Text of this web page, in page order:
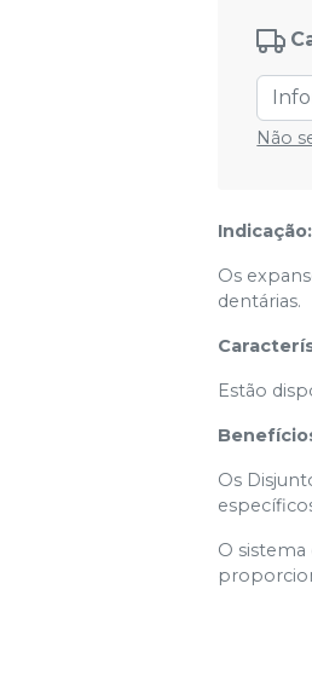
Não
Indicação:
Os
dentárias.
Estão
Os
O